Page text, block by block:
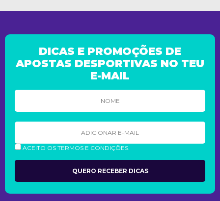
DICAS E PROMOÇÕES DE
APOSTAS DESPORTIVAS NO TEU
E-MAIL
ACEITO OS TERMOS E CONDIÇÕES.